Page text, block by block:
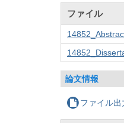
ファイル
論文情報
ファイル出